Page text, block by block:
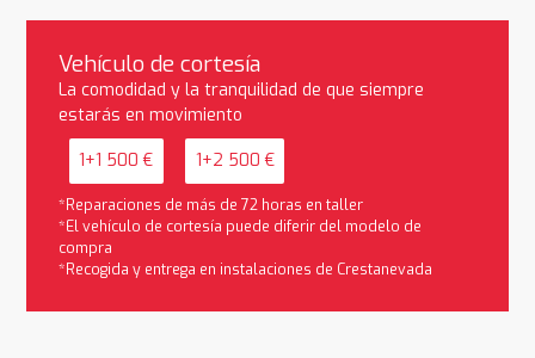
Vehículo de cortesía
La comodidad y la tranquilidad de que siempre
estarás en movimiento
1+1 500 € 1+2 500 €
*Reparaciones de más de 72 horas en taller
*El vehículo de cortesía puede diferir del modelo de
compra
*Recogida y entrega en instalaciones de Crestanevada